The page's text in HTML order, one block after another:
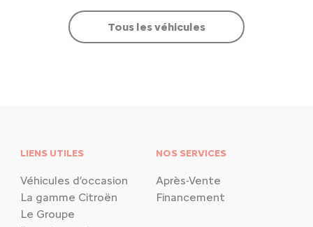
Tous les véhicules
LIENS UTILES
Véhicules d’occasion
La gamme Citroën
Le Groupe
NOS SERVICES
Après-Vente
Financement